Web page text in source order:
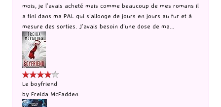
mois, je l’avais acheté mais comme beaucoup de mes romans il
a fini dans ma PAL qui s’allonge de jours en jours au fur et à
mesure des sorties. J’avais besoin d’une dose de ma...
Le boyfriend
by Freida McFadden